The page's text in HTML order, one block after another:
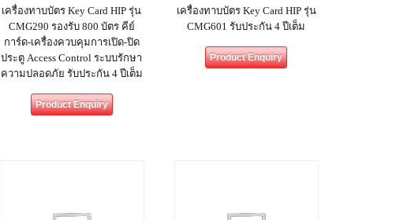
เครื่องทาบบัตร Key Card HIP รุ่น
CMG290 รองรับ 800 บัตร คีย์
การ์ด-เครื่องควบคุมการเปิด-ปิด
ประตู Access Control ระบบรักษา
ความปลอดภัย รับประกัน 4 ปีเต็ม
Product Enquiry
เครื่องทาบบัตร Key Card HIP รุ่น
CMG601 รับประกัน 4 ปีเต็ม
Product Enquiry